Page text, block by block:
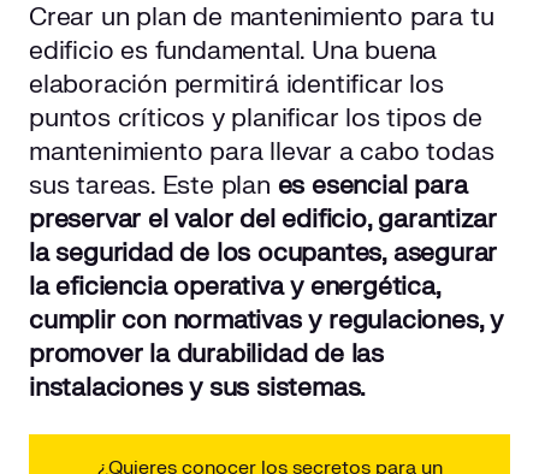
Crear un plan de mantenimiento para tu
edificio es fundamental. Una buena
elaboración permitirá identificar los
puntos críticos y planificar los tipos de
mantenimiento para llevar a cabo todas
sus tareas. Este plan es esencial para
preservar el valor del edificio, garantizar
la seguridad de los ocupantes, asegurar
la eficiencia operativa y energética,
cumplir con normativas y regulaciones, y
promover la durabilidad de las
instalaciones y sus sistemas.
¿Quieres conocer los secretos para un